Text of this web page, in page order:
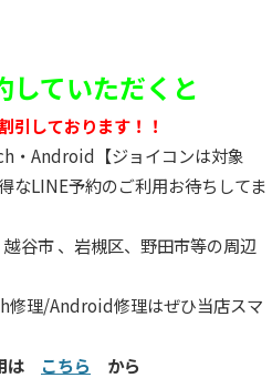
していただくと
引しております！！
Android【ジョイコンは対象
なLINE予約のご利用お待ちしてま
谷市 、岩槻区、野田市等の周辺
理/Android修理はぜひ当店スマ
は こちら から